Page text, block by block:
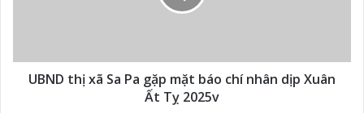
UBND thị xã Sa Pa gặp mặt báo chí nhân dịp Xuân
Ất Tỵ 2025v